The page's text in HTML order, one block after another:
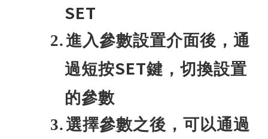
SET
2.進入參數設置介面後，通
過短按SET鍵，切換設置
的參數
3.選擇參數之後，可以通過